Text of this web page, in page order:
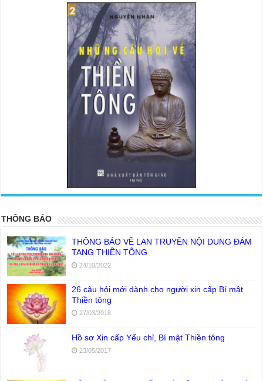
THÔNG BÁO
THÔNG BÁO VỀ LAN TRUYỀN NỘI DUNG ĐÁM
TANG THIỀN TÔNG
24/10/2022
26 câu hỏi mới dành cho người xin cấp Bí mật
Thiền tông
27/03/2018
Hồ sơ Xin cấp Yếu chỉ, Bí mật Thiền tông
23/05/2017